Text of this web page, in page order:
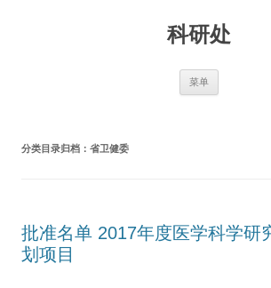
科研处
菜单
分类目录归档： 省卫健委
批准名单 2017年度医学科学研
划项目